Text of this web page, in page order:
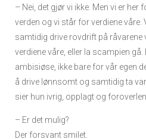
– Nei, det gjør vi ikke. Men vi er her
verden og vi står for verdiene våre.
samtidig drive rovdrift på råvarene
verdiene våre, eller la scampien
ambisiøse, ikke bare for vår egen
å drive lønnsomt og samtidig ta
sier hun ivrig, opplagt og
– Er det mulig?
Der forsvant smilet.